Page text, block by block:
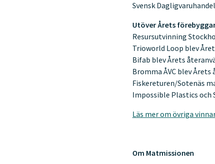
Svensk
Utöver Årets
Resursutvinning
Trioworld Loop blev
Bifab blev Årets
Bromma ÅVC blev
Fiskereturen/Sotenäs
Impossible Plastics och
Läs mer om övriga
Om Matmissionen